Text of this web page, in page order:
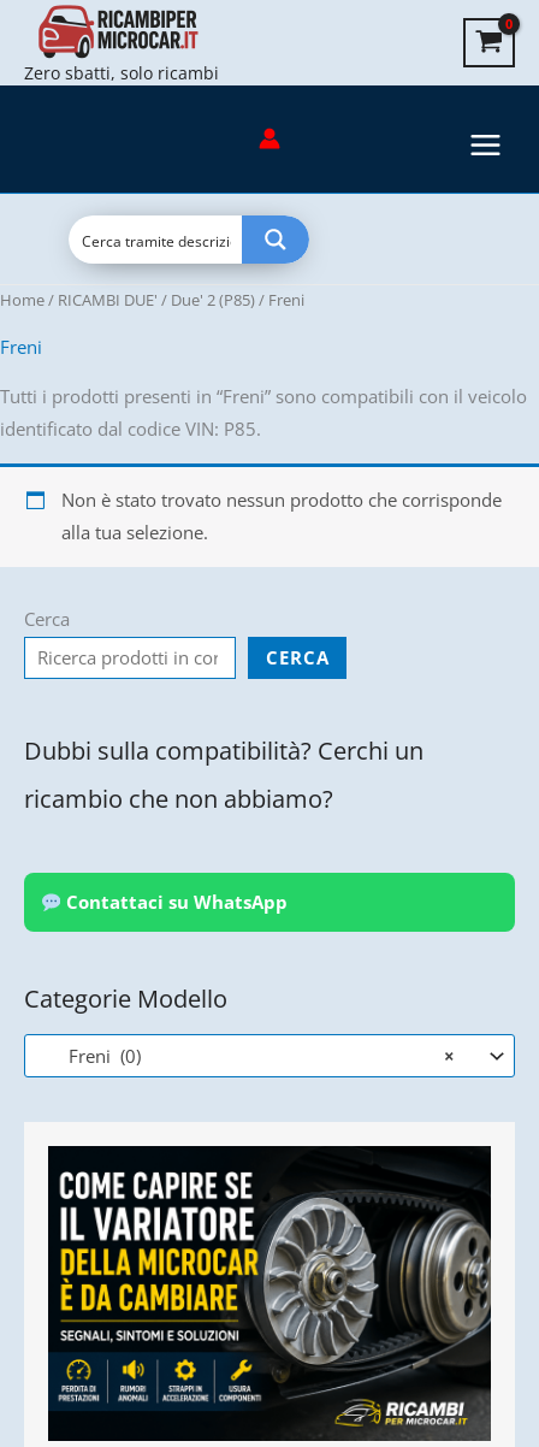
contenuto
Zero sbatti, solo ricambi
Home/ RICAMBI DUE' / Due' 2 (P85)/ Freni
Freni
Tutti i prodotti presenti in “Freni” sono compatibili con il veicolo
identificato dal codice VIN: P85.
Non è stato trovato nessun prodotto che corrisponde
alla tua selezione.
Cerca
CERCA
Dubbi sulla compatibilità? Cerchi un
ricambio che non abbiamo?
Contattaci su WhatsApp
Categorie Modello
×
Freni (0)